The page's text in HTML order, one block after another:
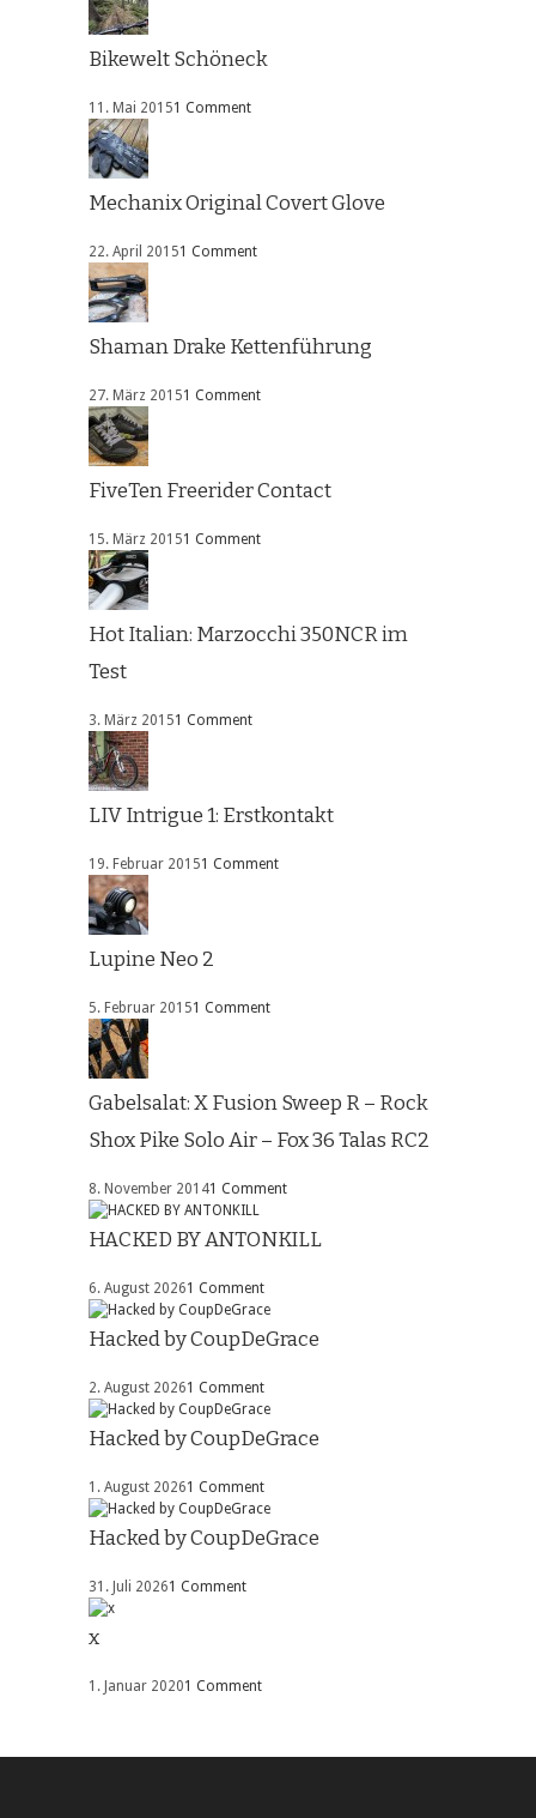
Bikewelt Schöneck
11. Mai 20151 Comment
Mechanix Original Covert Glove
22. April 20151 Comment
Shaman Drake Kettenführung
27. März 20151 Comment
FiveTen Freerider Contact
15. März 20151 Comment
Hot Italian: Marzocchi 350NCR im
Test
3. März 20151 Comment
LIV Intrigue 1: Erstkontakt
19. Februar 20151 Comment
Lupine Neo 2
5. Februar 20151 Comment
Gabelsalat: X Fusion Sweep R – Rock
Shox Pike Solo Air – Fox 36 Talas RC2
8. November 20141 Comment
HACKED BY ANTONKILL
6. August 20261 Comment
Hacked by CoupDeGrace
2. August 20261 Comment
Hacked by CoupDeGrace
1. August 20261 Comment
Hacked by CoupDeGrace
31. Juli 20261 Comment
x
1. Januar 20201 Comment